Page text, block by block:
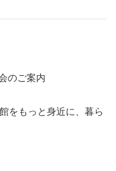
のご案内
をもっと身近に、暮ら